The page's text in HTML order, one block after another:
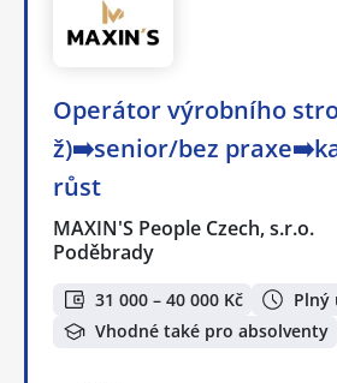
Operátor výrobního
ž)➡️senior/bez
růst
MAXIN'S People Czech, s.r.o.
Poděbrady
31 000 – 40 000 Kč
Plný
Vhodné také pro absolventy